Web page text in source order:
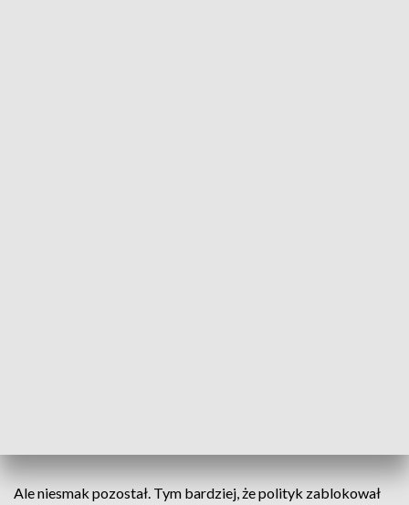
Ale niesmak pozostał. Tym bardziej, że polityk zablokował